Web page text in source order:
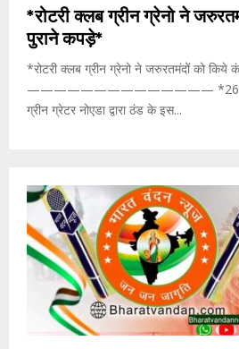
*रोटरी क्लब ग्रीन ग्रेनो ने
पुराने कपड़े*
*रोटरी क्लब ग्रीन ग्रेनो ने जरुरतमंदों को
—————————————— *26
ग्रीन ग्रेटर नोएडा द्वारा ठंड के इस...